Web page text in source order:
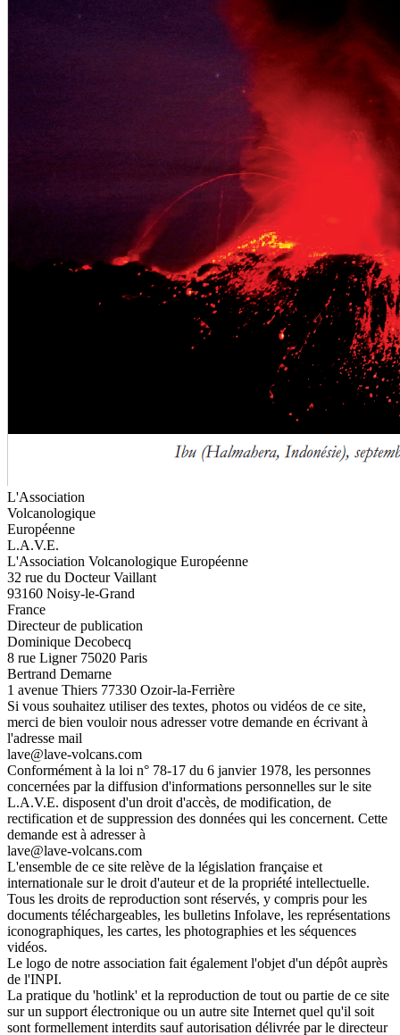
L'Association
Volcanologique
Européenne
L.A.V.E.
L'Association Volcanologique Européenne
32 rue du Docteur Vaillant
93160 Noisy-le-Grand
France
Directeur de publication
Dominique Decobecq
8 rue Ligner 75020 Paris
Bertrand Demarne
1 avenue Thiers 77330 Ozoir-la-Ferrière
Si vous souhaitez utiliser des textes, photos ou vidéos de ce site,
merci de bien vouloir nous adresser votre demande en écrivant à
l'adresse mail
lave@lave-volcans.com
Conformément à la loi n° 78-17 du 6 janvier 1978, les personnes
concernées par la diffusion d'informations personnelles sur le site
L.A.V.E. disposent d'un droit d'accès, de modification, de
rectification et de suppression des données qui les concernent. Cette
demande est à adresser à
lave@lave-volcans.com
L'ensemble de ce site relève de la législation française et
internationale sur le droit d'auteur et de la propriété intellectuelle.
Tous les droits de reproduction sont réservés, y compris pour les
documents téléchargeables, les bulletins Infolave, les représentations
iconographiques, les cartes, les photographies et les séquences
vidéos.
Le logo de notre association fait également l'objet d'un dépôt auprès
de l'INPI.
La pratique du 'hotlink' et la reproduction de tout ou partie de ce site
sur un support électronique ou un autre site Internet quel qu'il soit
sont formellement interdits sauf autorisation délivrée par le directeur